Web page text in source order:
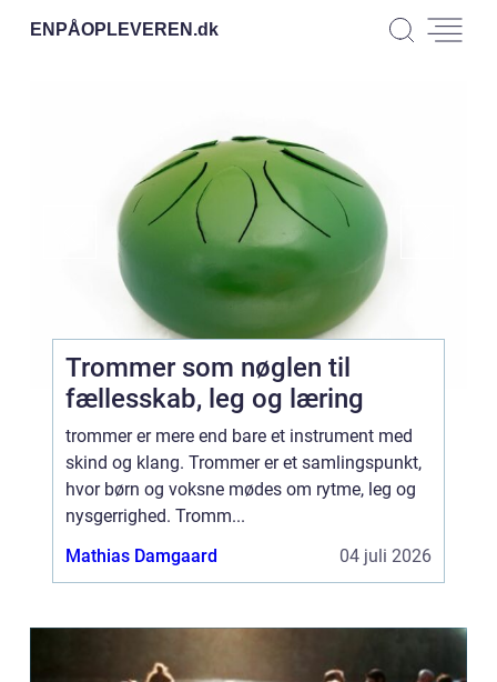
ENPÅOPLEVEREN.dk
Trommer som nøglen til
fællesskab, leg og læring
trommer er mere end bare et instrument med
skind og klang. Trommer er et samlingspunkt,
hvor børn og voksne mødes om rytme, leg og
nysgerrighed. Tromm...
Mathias Damgaard
04 juli 2026